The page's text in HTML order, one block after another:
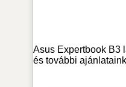
Asus Expertbook B3
és további ajánlataink